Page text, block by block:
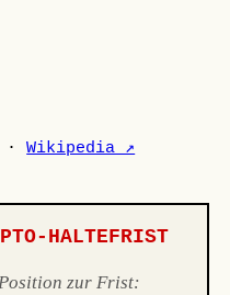
·Wikipedia ↗
HALTEFRIST
zur Frist: